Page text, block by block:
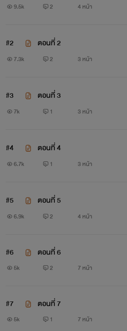
9.5k 2 4 หน้า
#2 ตอนที่ 2
7.3k 2 3 หน้า
#3 ตอนที่ 3
7k 1 3 หน้า
#4 ตอนที่ 4
6.7k 1 3 หน้า
#5 ตอนที่ 5
6.9k 2 4 หน้า
#6 ตอนที่ 6
5k 2 7 หน้า
#7 ตอนที่ 7
5k 1 7 หน้า